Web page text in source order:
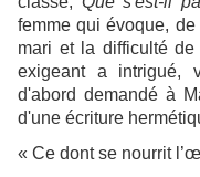
femme qui évoque,
mari et la difficulté
exigeant a intrigué,
d'abord demandé à
d'une écriture
« Ce dont se nourrit